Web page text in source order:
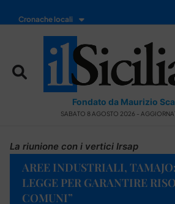
Cronache locali
Fondato da Maurizio
SABATO 8 AGOSTO 2026 -
La riunione con i vertici Irsap
AREE INDUSTRIALI,
LEGGE PER GARANTIRE
COMUNI”